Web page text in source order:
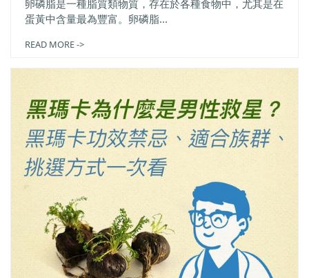
卵磷脂是一種脂質類物質，存在於各種食物中，尤其是在
蛋黃中含量最為豐富。卵磷脂...
READ MORE ->